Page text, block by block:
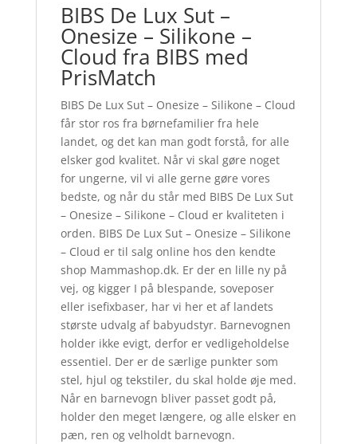
BIBS De Lux Sut –
Onesize – Silikone –
Cloud fra BIBS med
PrisMatch
BIBS De Lux Sut – Onesize – Silikone – Cloud
får stor ros fra børnefamilier fra hele
landet, og det kan man godt forstå, for alle
elsker god kvalitet. Når vi skal gøre noget
for ungerne, vil vi alle gerne gøre vores
bedste, og når du står med BIBS De Lux Sut
– Onesize – Silikone – Cloud er kvaliteten i
orden. BIBS De Lux Sut – Onesize – Silikone
– Cloud er til salg online hos den kendte
shop Mammashop.dk. Er der en lille ny på
vej, og kigger I på blespande, soveposer
eller isefixbaser, har vi her et af landets
største udvalg af babyudstyr. Barnevognen
holder ikke evigt, derfor er vedligeholdelse
essentiel. Der er de særlige punkter som
stel, hjul og tekstiler, du skal holde øje med.
Når en barnevogn bliver passet godt på,
holder den meget længere, og alle elsker en
pæn, ren og velholdt barnevogn.